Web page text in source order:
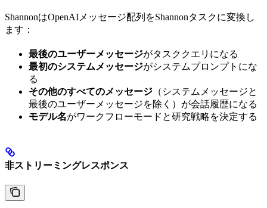
ShannonはOpenAIメッセージ配列をShannonタスクに変換し
ます：
最後のユーザーメッセージがタスククエリになる
最初のシステムメッセージがシステムプロンプトにな
る
その他のすべてのメッセージ （システムメッセージと
最後のユーザーメッセージを除く）が会話履歴になる
モデル名がワークフローモードと研究戦略を決定する
非ストリーミングレスポンス